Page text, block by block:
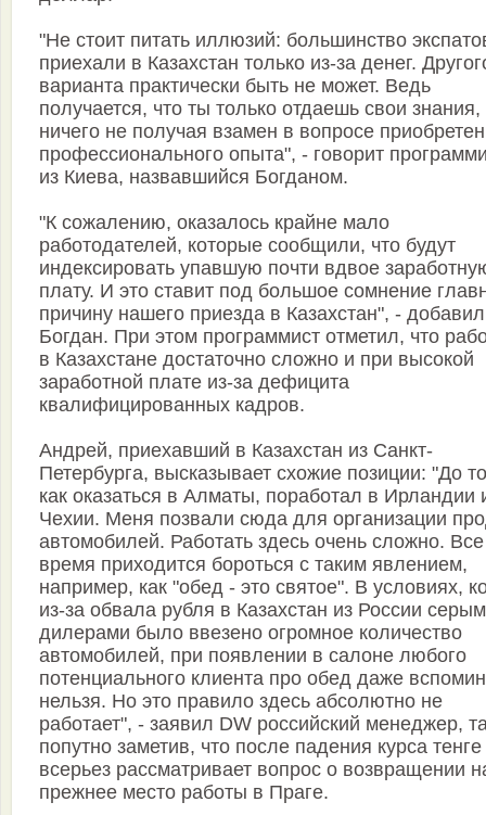
"Не стоит питать иллюзий: большинство
приехали в Казахстан только из-за денег.
варианта практически быть не может. Ведь
получается, что ты только отдаешь свои знания,
ничего не получая взамен в вопросе
профессионального опыта", - говорит
из Киева, назвавшийся Богданом.
"К сожалению, оказалось крайне мало
работодателей, которые сообщили, что будут
индексировать упавшую почти вдвое
плату. И это ставит под большое сомнение
причину нашего приезда в Казахстан", - добавил
Богдан. При этом программист отметил, что
в Казахстане достаточно сложно и при высокой
заработной плате из-за дефицита
квалифицированных кадров.
Андрей, приехавший в Казахстан из Санкт-
Петербурга, высказывает схожие позиции: "До
как оказаться в Алматы, поработал в Ирландии
Чехии. Меня позвали сюда для организации
автомобилей. Работать здесь очень сложно. Все
время приходится бороться с таким явлением,
например, как "обед - это святое". В условиях,
из-за обвала рубля в Казахстан из России
дилерами было ввезено огромное количество
автомобилей, при появлении в салоне любого
потенциального клиента про обед даже
нельзя. Но это правило здесь абсолютно не
работает", - заявил DW российский менеджер,
попутно заметив, что после падения курса
всерьез рассматривает вопрос о возвращении
прежнее место работы в Праге.